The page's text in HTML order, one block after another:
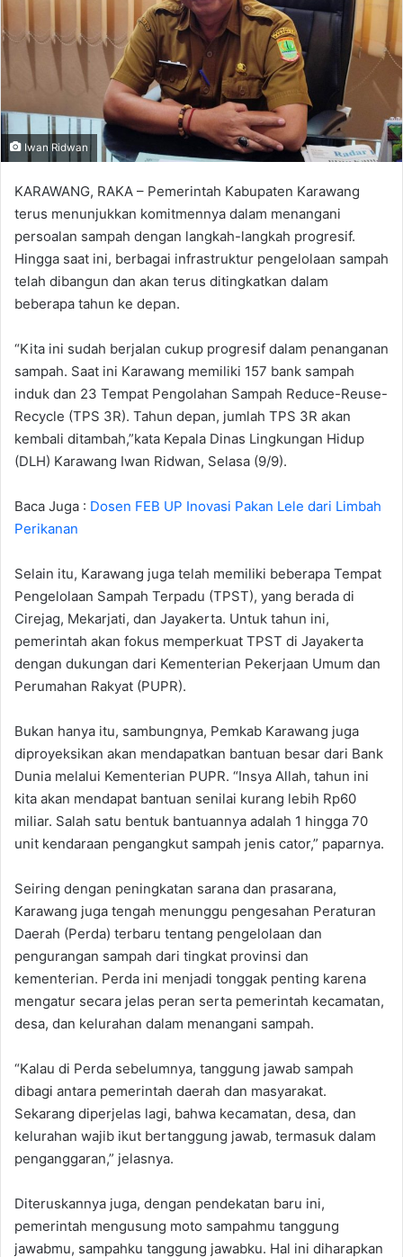
Iwan Ridwan
KARAWANG, RAKA – Pemerintah Kabupaten Karawang
terus menunjukkan komitmennya dalam menangani
persoalan sampah dengan langkah-langkah progresif.
Hingga saat ini, berbagai infrastruktur pengelolaan sampah
telah dibangun dan akan terus ditingkatkan dalam
beberapa tahun ke depan.
“Kita ini sudah berjalan cukup progresif dalam penanganan
sampah. Saat ini Karawang memiliki 157 bank sampah
induk dan 23 Tempat Pengolahan Sampah Reduce-Reuse-
Recycle (TPS 3R). Tahun depan, jumlah TPS 3R akan
kembali ditambah,”kata Kepala Dinas Lingkungan Hidup
(DLH) Karawang Iwan Ridwan, Selasa (9/9).
Baca Juga : Dosen FEB UP Inovasi Pakan Lele dari Limbah
Perikanan
Selain itu, Karawang juga telah memiliki beberapa Tempat
Pengelolaan Sampah Terpadu (TPST), yang berada di
Cirejag, Mekarjati, dan Jayakerta. Untuk tahun ini,
pemerintah akan fokus memperkuat TPST di Jayakerta
dengan dukungan dari Kementerian Pekerjaan Umum dan
Perumahan Rakyat (PUPR).
Bukan hanya itu, sambungnya, Pemkab Karawang juga
diproyeksikan akan mendapatkan bantuan besar dari Bank
Dunia melalui Kementerian PUPR. “Insya Allah, tahun ini
kita akan mendapat bantuan senilai kurang lebih Rp60
miliar. Salah satu bentuk bantuannya adalah 1 hingga 70
unit kendaraan pengangkut sampah jenis cator,” paparnya.
Seiring dengan peningkatan sarana dan prasarana,
Karawang juga tengah menunggu pengesahan Peraturan
Daerah (Perda) terbaru tentang pengelolaan dan
pengurangan sampah dari tingkat provinsi dan
kementerian. Perda ini menjadi tonggak penting karena
mengatur secara jelas peran serta pemerintah kecamatan,
desa, dan kelurahan dalam menangani sampah.
“Kalau di Perda sebelumnya, tanggung jawab sampah
dibagi antara pemerintah daerah dan masyarakat.
Sekarang diperjelas lagi, bahwa kecamatan, desa, dan
kelurahan wajib ikut bertanggung jawab, termasuk dalam
penganggaran,” jelasnya.
Diteruskannya juga, dengan pendekatan baru ini,
pemerintah mengusung moto sampahmu tanggung
jawabmu, sampahku tanggung jawabku. Hal ini diharapkan